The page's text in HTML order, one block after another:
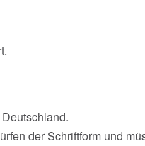
der Schriftform und